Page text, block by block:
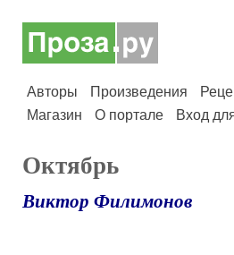
Авторы Произведения
Магазин
О портале Вход
Октябрь
Виктор Филимонов